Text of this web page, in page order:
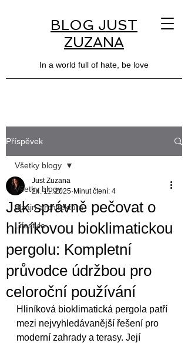
BLOG JUST
ZUZANA
In a world full of hate, be love
Příspěvek
Všetky blogy
dizajn-architektúra
Lifestyle
Všetky blogy
Jak správně pečovat o
hliníkovou bioklimatickou
pergolu: Kompletní
průvodce údržbou pro
celoroční používání
Just Zuzana
24. 11. 2025 Minut čtení: 4
Hliníková bioklimatická pergola patří
mezi nejvyhledávanější řešení pro
moderní zahrady a terasy. Její